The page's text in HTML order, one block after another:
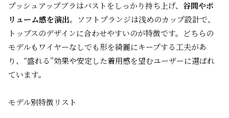
プッシュアップブラはバストをしっかり持ち上げ、 谷間やボ
リューム感を演出。ソフトプランジは浅めのカップ設計で、
トップスのデザインに合わせやすいのが特徴です。どちらの
モデルもワイヤーなしでも形を綺麗にキープする工夫があ
り、“盛れる”効果や安定した着用感を望むユーザーに選ばれ
ています。
モデル別特徴リスト